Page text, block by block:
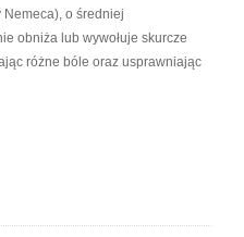
o średniej
obniża lub wywołuje skurcze
różne bóle oraz usprawniając